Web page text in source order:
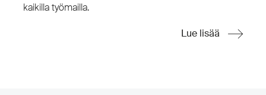
kaikilla työmailla.
Lue lisää